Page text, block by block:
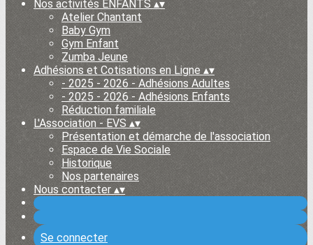
Nos activités ENFANTS ▴▾
Atelier Chantant
Baby Gym
Gym Enfant
Zumba Jeune
Adhésions et Cotisations en Ligne ▴▾
- 2025 - 2026 - Adhésions Adultes
- 2025 - 2026 - Adhésions Enfants
Réduction familiale
L'Association - EVS▴▾
Présentation et démarche de l'association
Espace de Vie Sociale
Historique
Nos partenaires
Nous contacter▴▾
Se connecter